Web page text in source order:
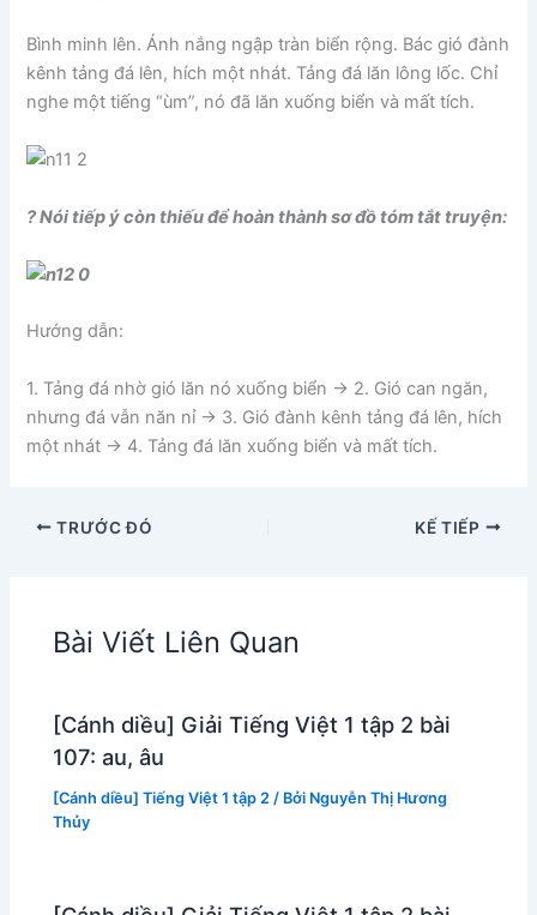
Bình minh lên. Ánh nắng ngập tràn biển rộng. Bác gió đành
kênh tảng đá lên, hích một nhát. Tảng đá lăn lông lốc. Chỉ
nghe một tiếng “ùm”, nó đã lăn xuống biển và mất tích.
? Nói tiếp ý còn thiếu để hoàn thành sơ đồ tóm tắt truyện:
Hướng dẫn:
1. Tảng đá nhờ gió lăn nó xuống biển -> 2. Gió can ngăn,
nhưng đá vẫn năn nỉ -> 3. Gió đành kênh tảng đá lên, hích
một nhát -> 4. Tảng đá lăn xuống biển và mất tích.
TRƯỚC ĐÓ KẾ TIẾP
Bài Viết Liên Quan
[Cánh diều] Giải Tiếng Việt 1 tập 2 bài
107: au, âu
[Cánh diều] Tiếng Việt 1 tập 2 / Bởi Nguyễn Thị Hương
Thủy